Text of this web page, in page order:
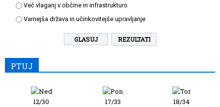
Več vlaganj v občine in infrastrukturo
Varnejša država in učinkovitejše upravljanje
REZULTATI
PTUJ
12/30
17/33
18/34